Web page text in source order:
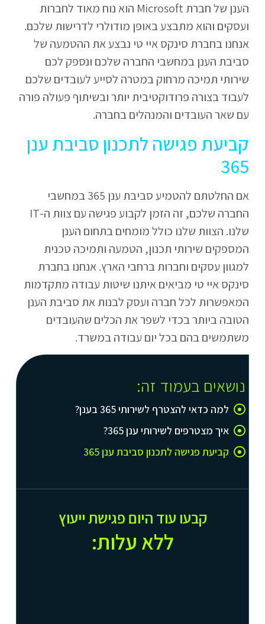
הענן של חברת Microsoft הוא נוח מאוד לחברות
ועסקים והוא מתבצע באופן מודולרי לדרישות שלכם.
אנחנו בחברת סינקס איי טי נבצע את ההטמעה של
סביבת הענן במחשבי החברה שלכם ונספק לכם
שירותי תמיכה מרחוק במטרה לסייע לעובדים שלכם
לעבוד בצורה פרודוקטיבית יותר ובשיתוף פעולה פורה
עם שאר העובדים והמנהלים בחברה.
קביעת פגישה לתכנון סביבת ענן
365
אם החלטתם להטמיע סביבת ענן 365 במחשבי
החברה שלכם, זה הזמן לקבוע פגישה עם צוות ה-IT
שלנו. הצוות שלנו כולל מומחים בתחום הענן
המספקים שירותי תכנון, הטמעה ותמיכה טכנית
למגוון עסקים וחברות ברחבי הארץ. אנחנו בחברת
סינקס איי טי מביאים איתנו שיטות עבודה מתקדמות
המאפשרות לכל חברה ועסק לבנות את סביבת הענן
הטובה ביותר בכדי לשפר את הכלים שהעובדים
משתמשים בהם בכל יום עבודה במשרד.
נושאים בעמוד זה:
למה כדאי להצטרף לשירותי 365 בענן?
איך מצטרפים לשירותי ענן 365?
קביעת פגישה לתכנון סביבת ענן 365
קבעו עוד היום פגישת ייעוץ
ללא עלות:​